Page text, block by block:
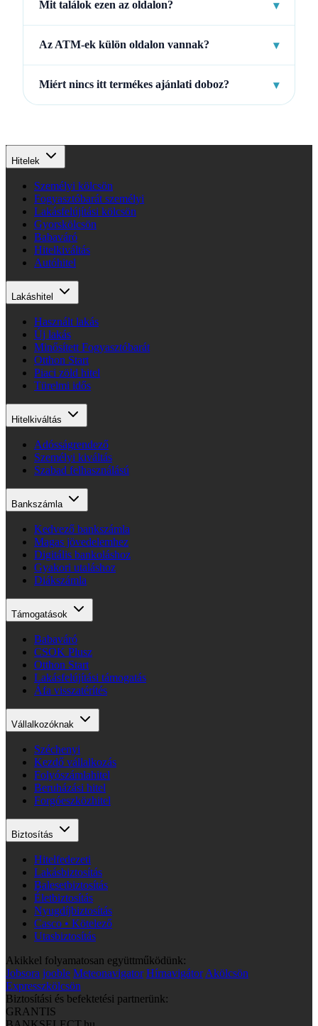
Mit találok ezen az oldalon? ▾
Az ATM-ek külön oldalon vannak? ▾
Miért nincs itt termékes ajánlati doboz? ▾
Hitelek
Személyi kölcsön
Fogyasztóbarát személyi
Lakásfelújítási kölcsön
Gyorskölcsön
Babaváró
Hitelkiváltás
Autóhitel
Lakáshitel
Használt lakás
Új lakás
Minősített Fogyasztóbarát
Otthon Start
Piaci zöld hitel
Türelmi idős
Hitelkiváltás
Adósságrendező
Személyi kiváltás
Szabad felhasználású
Bankszámla
Kedvező bankszámla
Magas jövedelemhez
Digitális bankoláshoz
Gyakori utaláshoz
Diákszámla
Támogatások
Babaváró
CSOK Plusz
Otthon Start
Lakásfelújítási támogatás
Áfa visszatérítés
Vállalkozóknak
Széchenyi
Kezdő vállalkozás
Folyószámlahitel
Beruházási hitel
Forgóeszközhitel
Biztosítás
Hitelfedezeti
Lakásbiztosítás
Balesetbiztosítás
Életbiztosítás
Nyugdíjbiztosítás
Casco • Kötelező
Utasbiztosítás
Akikkel folyamatosan együttműködünk:
Jobsora jooble Meteonavigator Hírnavigátor Akölcsön
Expresszkölcsön
Biztosítási és befektetési partnerünk:
GRANTIS